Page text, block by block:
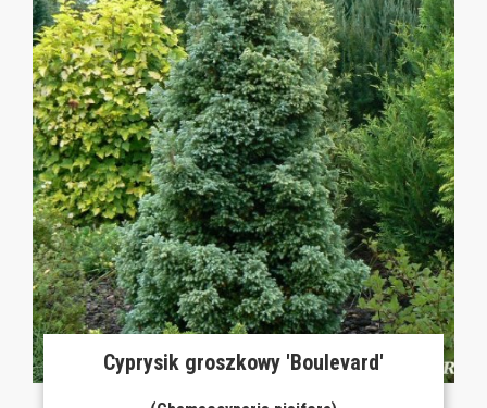
Cyprysik groszkowy 'Boulevard'